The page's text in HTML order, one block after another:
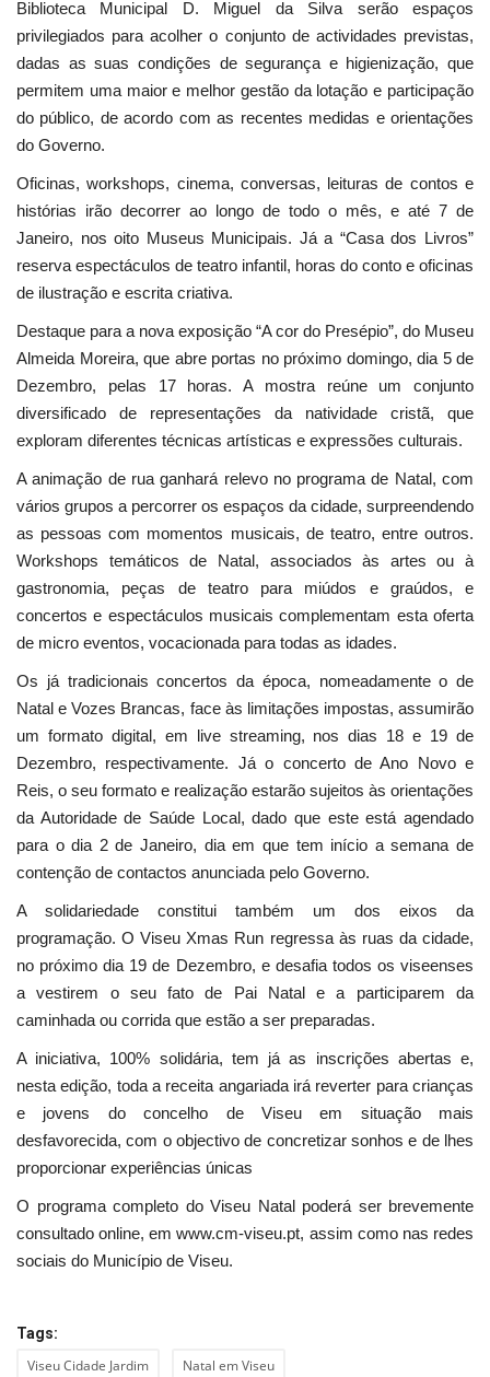
Biblioteca Municipal D. Miguel da Silva serão espaços
privilegiados para acolher o conjunto de actividades previstas,
dadas as suas condições de segurança e higienização, que
permitem uma maior e melhor gestão da lotação e participação
do público, de acordo com as recentes medidas e orientações
do Governo.
Oficinas, workshops, cinema, conversas, leituras de contos e
histórias irão decorrer ao longo de todo o mês, e até 7 de
Janeiro, nos oito Museus Municipais. Já a “Casa dos Livros”
reserva espectáculos de teatro infantil, horas do conto e oficinas
de ilustração e escrita criativa.
Destaque para a nova exposição “A cor do Presépio”, do Museu
Almeida Moreira, que abre portas no próximo domingo, dia 5 de
Dezembro, pelas 17 horas. A mostra reúne um conjunto
diversificado de representações da natividade cristã, que
exploram diferentes técnicas artísticas e expressões culturais.
A animação de rua ganhará relevo no programa de Natal, com
vários grupos a percorrer os espaços da cidade, surpreendendo
as pessoas com momentos musicais, de teatro, entre outros.
Workshops temáticos de Natal, associados às artes ou à
gastronomia, peças de teatro para miúdos e graúdos, e
concertos e espectáculos musicais complementam esta oferta
de micro eventos, vocacionada para todas as idades.
Os já tradicionais concertos da época, nomeadamente o de
Natal e Vozes Brancas, face às limitações impostas, assumirão
um formato digital, em live streaming, nos dias 18 e 19 de
Dezembro, respectivamente. Já o concerto de Ano Novo e
Reis, o seu formato e realização estarão sujeitos às orientações
da Autoridade de Saúde Local, dado que este está agendado
para o dia 2 de Janeiro, dia em que tem início a semana de
contenção de contactos anunciada pelo Governo.
A solidariedade constitui também um dos eixos da
programação. O Viseu Xmas Run regressa às ruas da cidade,
no próximo dia 19 de Dezembro, e desafia todos os viseenses
a vestirem o seu fato de Pai Natal e a participarem da
caminhada ou corrida que estão a ser preparadas.
A iniciativa, 100% solidária, tem já as inscrições abertas e,
nesta edição, toda a receita angariada irá reverter para crianças
e jovens do concelho de Viseu em situação mais
desfavorecida, com o objectivo de concretizar sonhos e de lhes
proporcionar experiências únicas
O programa completo do Viseu Natal poderá ser brevemente
consultado online, em www.cm-viseu.pt, assim como nas redes
sociais do Município de Viseu.
Tags:
Viseu Cidade Jardim Natal em Viseu